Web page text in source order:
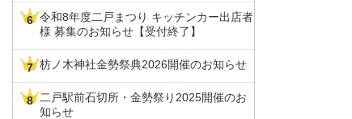
令和8年度二戸まつり キッチンカー出店者
様 募集のお知らせ【受付終了】
枋ノ木神社金勢祭典2026開催のお知らせ
二戸駅前石切所・金勢祭り2025開催のお
知らせ